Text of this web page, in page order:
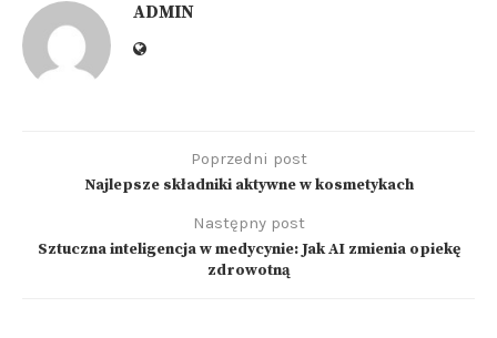
ADMIN
Poprzedni post
Najlepsze składniki aktywne w kosmetykach
Następny post
Sztuczna inteligencja w medycynie: Jak AI zmienia opiekę
zdrowotną